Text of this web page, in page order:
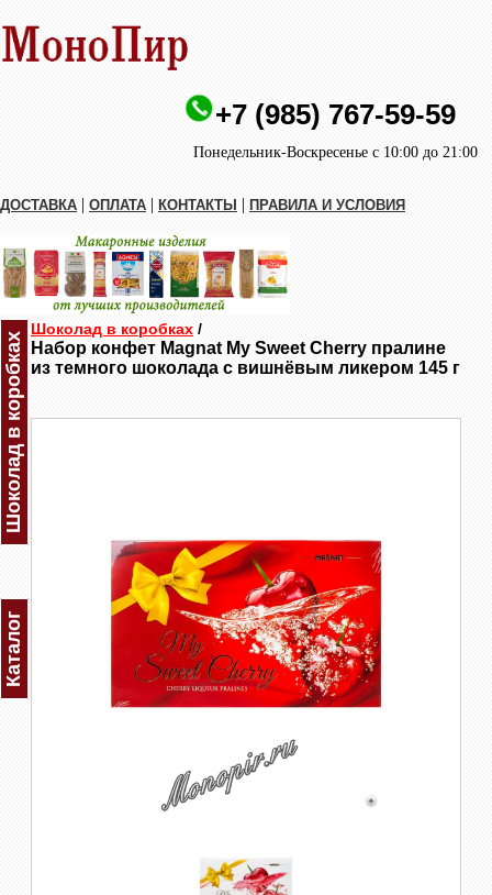
+7 (985) 767-59-59
Понедельник-Воскресенье с 10:00 до 21:00
ДОСТАВКА | ОПЛАТА | КОНТАКТЫ | ПРАВИЛА И УСЛОВИЯ
Шоколад в коробках
Каталог
Шоколад в коробках /
Набор конфет Magnat My Sweet Cherry пралине
из темного шоколада с вишнёвым ликером 145 г